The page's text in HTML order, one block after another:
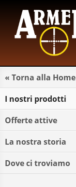
« Torna alla Home
I nostri prodotti
Offerte attive
La nostra storia
Dove ci troviamo